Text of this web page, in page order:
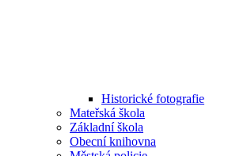
Historické fotografie
Mateřská škola
Základní škola
Obecní knihovna